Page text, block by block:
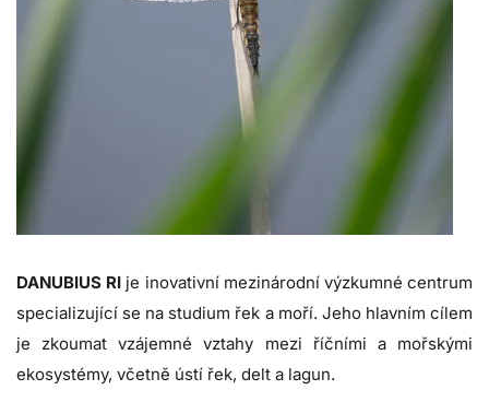
DANUBIUS RI je inovativní mezinárodní výzkumné centrum
specializující se na studium řek a moří. Jeho hlavním cílem
je zkoumat vzájemné vztahy mezi říčními a mořskými
ekosystémy, včetně ústí řek, delt a lagun.